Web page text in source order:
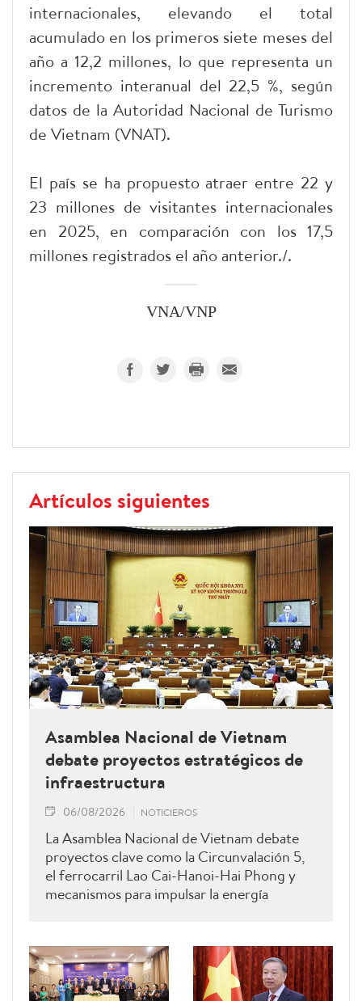
internacionales, elevando el total
acumulado en los primeros siete meses del
año a 12,2 millones, lo que representa un
incremento interanual del 22,5 %, según
datos de la Autoridad Nacional de Turismo
de Vietnam (VNAT).
El país se ha propuesto atraer entre 22 y
23 millones de visitantes internacionales
en 2025, en comparación con los 17,5
millones registrados el año anterior./.
VNA/VNP
Artículos siguientes
Asamblea Nacional de Vietnam
debate proyectos estratégicos de
infraestructura
06/08/2026 NOTICIEROS
La Asamblea Nacional de Vietnam debate
proyectos clave como la Circunvalación 5,
el ferrocarril Lao Cai-Hanoi-Hai Phong y
mecanismos para impulsar la energía